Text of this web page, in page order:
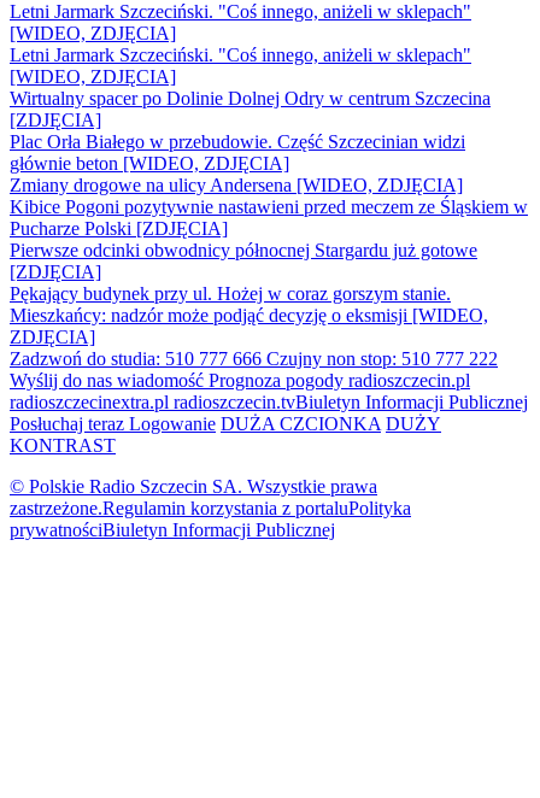
Letni Jarmark Szczeciński. "Coś innego, aniżeli w sklepach"
[WIDEO, ZDJĘCIA]
Letni Jarmark Szczeciński. "Coś innego, aniżeli w sklepach"
[WIDEO, ZDJĘCIA]
Wirtualny spacer po Dolinie Dolnej Odry w centrum Szczecina
[ZDJĘCIA]
Plac Orła Białego w przebudowie. Część Szczecinian widzi
głównie beton [WIDEO, ZDJĘCIA]
Zmiany drogowe na ulicy Andersena [WIDEO, ZDJĘCIA]
Kibice Pogoni pozytywnie nastawieni przed meczem ze Śląskiem w
Pucharze Polski [ZDJĘCIA]
Pierwsze odcinki obwodnicy północnej Stargardu już gotowe
[ZDJĘCIA]
Pękający budynek przy ul. Hożej w coraz gorszym stanie.
Mieszkańcy: nadzór może podjąć decyzję o eksmisji [WIDEO,
ZDJĘCIA]
Zadzwoń do studia: 510 777 666 Czujny non stop: 510 777 222
Wyślij do nas wiadomość Prognoza pogody radioszczecin.pl
radioszczecinextra.pl radioszczecin.tvBiuletyn Informacji Publicznej
Posłuchaj teraz Logowanie DUŻA CZCIONKA DUŻY
KONTRAST
© Polskie Radio Szczecin SA. Wszystkie prawa
zastrzeżone.Regulamin korzystania z portaluPolityka
prywatnościBiuletyn Informacji Publicznej